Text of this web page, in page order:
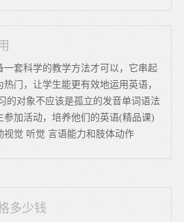
一套科学的教学方法才可以，它串起
热门，让学生能更有效地运用英语，
的对象不应该是孤立的发音单词语法
参加活动，培养他们的英语(精品课)
视觉 听觉 言语能力和肢体动作
多少钱